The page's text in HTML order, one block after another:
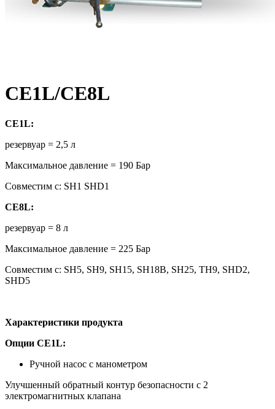
CE1L/CE8L
CE1L:
резервуар = 2,5 л
Максимальное давление = 190 Бар
Совместим с: SH1 SHD1
CE8L:
резервуар = 8 л
Максимальное давление = 225 Бар
Совместим с: SH5, SH9, SH15, SH18B, SH25, TH9, SHD2,
SHD5
Характеристики продукта
Опции CE1L:
Ручной насос с манометром
Улучшенный обратный контур безопасности с 2
электромагнитных клапана